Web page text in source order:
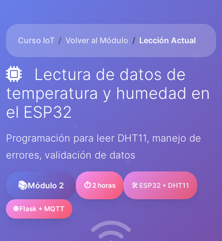
Curso IoT Volver al Módulo Lección Actual
Lectura de datos de
temperatura y humedad en
el ESP32
Programación para leer DHT11, manejo de
errores, validación de datos
Módulo 2 ⏱️ 2 horas 🛠️ ESP32 + DHT11
🌐 Flask + MQTT